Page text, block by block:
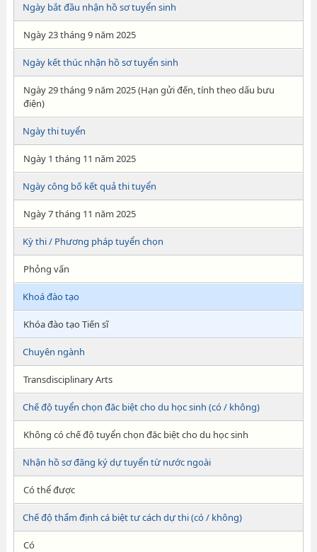
Ngày bắt đầu nhận hồ sơ tuyển sinh
Ngày 23 tháng 9 năm 2025
Ngày kết thúc nhận hồ sơ tuyển sinh
Ngày 29 tháng 9 năm 2025 (Hạn gửi đến, tính theo dấu bưu
điện)
Ngày thi tuyển
Ngày 1 tháng 11 năm 2025
Ngày công bố kết quả thi tuyển
Ngày 7 tháng 11 năm 2025
Kỳ thi / Phương pháp tuyển chọn
Phỏng vấn
Khoá đào tạo
Khóa đào tạo Tiến sĩ
Chuyên ngành
Transdisciplinary Arts
Chế độ tuyển chọn đăc biệt cho du học sinh (có / không)
Không có chế độ tuyển chọn đăc biệt cho du học sinh
Nhận hồ sơ đăng ký dự tuyển từ nước ngoài
Có thể được
Chế độ thẩm định cá biệt tư cách dự thi (có / không)
Có